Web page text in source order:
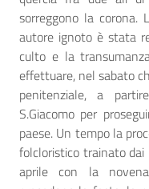
sorreggono la corona.
autore ignoto è stata
culto e la
effettuare, nel sabato
penitenziale, a
S.Giacomo per
paese. Un tempo la
folcloristico trainato
aprile con la